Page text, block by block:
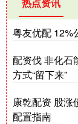
粤友优配 12%
配资伐 非化石
方式“留下来”
康乾配资 股涨
配置指南